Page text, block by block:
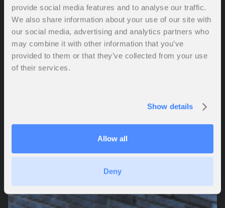
provide social media features and to analyse our traffic.
We also share information about your use of our site with
our social media, advertising and analytics partners who
may combine it with other information that you’ve
provided to them or that they’ve collected from your use
of their services.
Show details
Allow all
Deny